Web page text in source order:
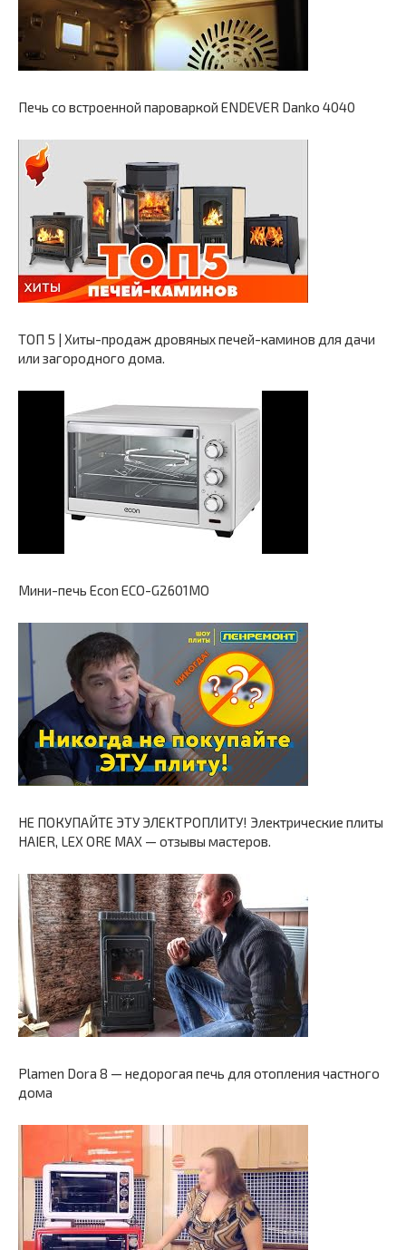
Печь со встроенной пароваркой ENDEVER Danko 4040
ТОП 5 | Хиты-продаж дровяных печей-каминов для дачи
или загородного дома.
Мини-печь Econ ECO-G2601MO
НЕ ПОКУПАЙТЕ ЭТУ ЭЛЕКТРОПЛИТУ! Электрические плиты
HAIER, LEX ORE MAX — отзывы мастеров.
Plamen Dora 8 — недорогая печь для отопления частного
дома